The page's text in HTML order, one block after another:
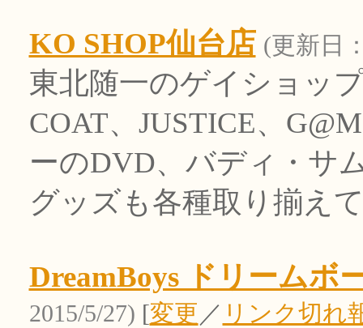
KO SHOP仙台店 (更新日
東北随一のゲイショッ
COAT、JUSTICE、
ーのDVD、バディ・サ
グッズも各種取り揃え
DreamBoys ドリームボ
2015/5/27) [変更 ／ リンク切れ